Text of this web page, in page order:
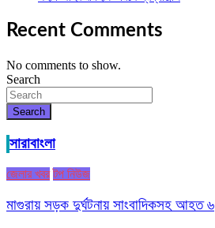
Recent Comments
No comments to show.
Search
Search
সারাবাংলা
জেলার খবর টপ নিউজ
মাগুরায় সড়ক দুর্ঘটনায় সাংবাদিকসহ আহত ৬